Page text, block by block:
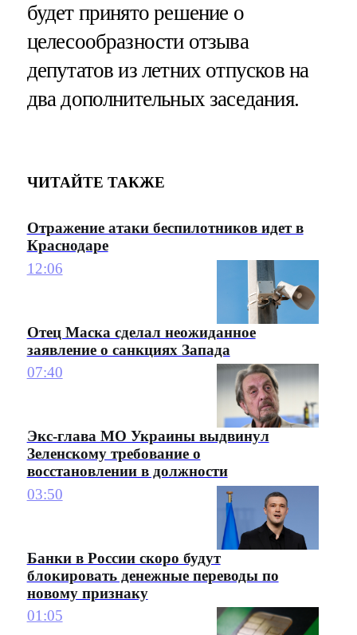
будет принято решение о
целесообразности отзыва
депутатов из летних отпусков на
два дополнительных заседания.
ЧИТАЙТЕ ТАКЖЕ
Отражение атаки беспилотников идет в
Краснодаре
12:06
Отец Маска сделал неожиданное
заявление о санкциях Запада
07:40
Экс-глава МО Украины выдвинул
Зеленскому требование о
восстановлении в должности
03:50
Банки в России скоро будут
блокировать денежные переводы по
новому признаку
01:05